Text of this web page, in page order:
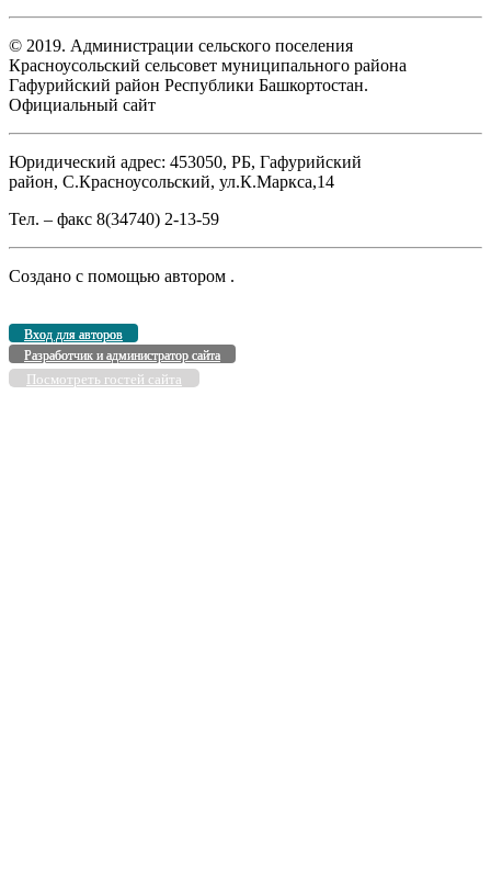
© 2019. Администрации сельского поселения
Красноусольский сельсовет муниципального района
Гафурийский район Республики Башкортостан.
Официальный сайт
Юридический адрес: 453050, РБ, Гафурийский
район, С.Красноусольский, ул.К.Маркса,14
Тел. – факс 8(34740) 2-13-59
Создано с помощью автором .
Вход для авторов
Разработчик и администратор сайта
Посмотреть гостей сайта